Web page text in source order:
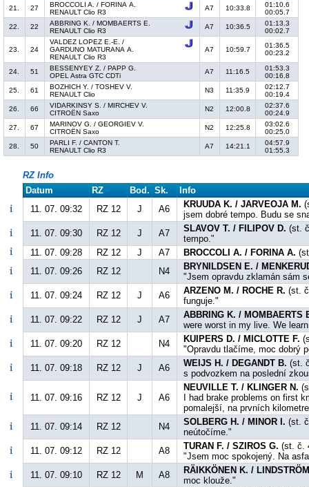
21.
27
BROCCOLI A. / FORINA A.
RENAULT Clio R3
A7 10:33.8
01:10.6
00:05.7
22.
22
ABBRING K. / MOMBAERTS E.
RENAULT Clio R3
A7 10:36.5
01:13.3
00:02.7
23. 24
VALDEZ LOPEZ E.-E. /
GARDUNO MATURANA A.
RENAULT Clio R3
A7 10:59.7
01:36.5
00:23.2
24. 51
BESSENYEY Z. / PAPP G.
OPEL Astra GTC CDTi
A7 11:16.5
01:53.3
00:16.8
25.
61
BOZHICH Y. / TOSHEV V.
RENAULT Clio
N3 11:35.9
02:12.7
00:19.4
26.
66
VIDARKINSY S. / MIRCHEV V.
CITROËN Saxo
N2 12:00.8
02:37.6
00:24.9
27.
67
MARINOV G. / GEORGIEV V.
CITROËN Saxo
N2 12:25.8
03:02.6
00:25.0
28.
50
PARLI F. / CANTON T.
RENAULT Clio R3
A7 14:21.1
04:57.9
01:55.3
RZ Info
Datum
RZ Bod. Sk.
Info
11. 07. 09:32
RZ 12 J A6 KRUUDA K. / JARVEOJA M.
jsem dobré tempo. Budu se
11. 07. 09:30
RZ 12 J A7 SLAVOV T. / FILIPOV D. (st.
tempo."
11. 07. 09:28
RZ 12 J A7 BROCCOLI A. / FORINA A.
11. 07. 09:26
RZ 12 N4
BRYNILDSEN E. /
"Jsem opravdu zklamán sám
11. 07. 09:24
RZ 12 J A6 ARZENO M. / ROCHE R. (st.
funguje."
11. 07. 09:22
RZ 12 J A7
ABBRING K. / MOMBAERTS
were worst in my live. We
11. 07. 09:20
RZ 12 N4 KUIPERS D. / MICLOTTE F.
"Opravdu tlačíme, moc dobrý
11. 07. 09:18
RZ 12 J A6 WEIJS H. / DEGANDT B. (st.
s podvozkem na poslední
11. 07. 09:16 RZ 12 J A6
NEUVILLE T. / KLINGER N.
I had brake problems on first
pomalejší, na prvních
11. 07. 09:14
RZ 12 N4 SOLBERG H. / MINOR I. (st.
neútočíme."
11. 07. 09:12
RZ 12 A8 TURAN F. / SZIROS G. (st. č.
"Jsem moc spokojený. Na
11. 07. 09:10
RZ 12 M A8
RÄIKKÖNEN K. /
moc klouže."